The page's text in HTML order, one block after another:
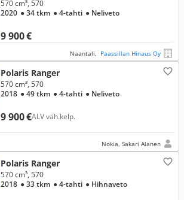
9 900 €
570 cm³, 570
2020 ● 34 tkm ● 4-tahti ● Neliveto
Naantali, Paassillan Hinaus Oy
Polaris Ranger
9 900 €ALV väh.kelp.
570 cm³, 570
2018 ● 49 tkm ● 4-tahti ● Neliveto
Nokia, Sakari Alanen
Polaris Ranger
570 cm³, 570
2018 ● 33 tkm ● 4-tahti ● Hihnaveto